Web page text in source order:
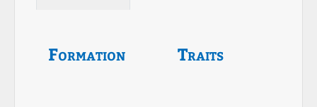
Formation Traits